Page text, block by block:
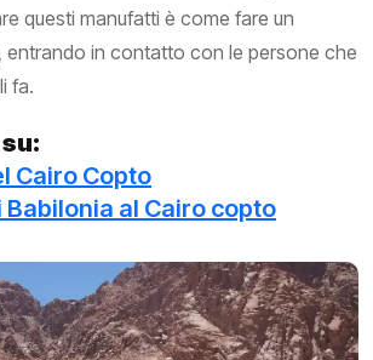
questi manufatti è come fare un
entrando in contatto con le persone che
fa.
Cairo Copto
al Cairo copto